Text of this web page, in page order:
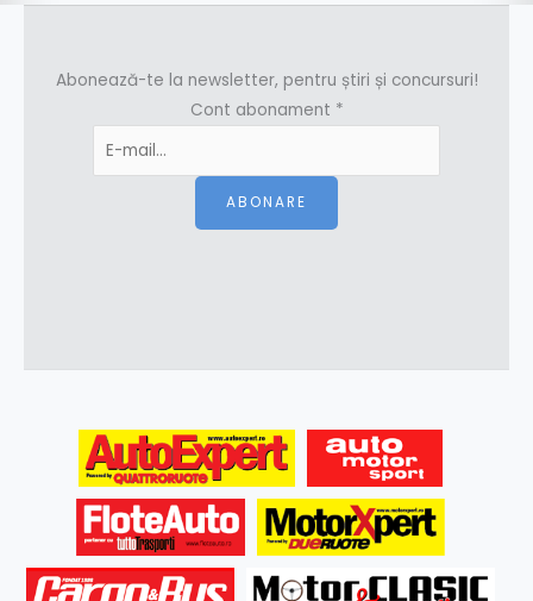
Abonează-te la newsletter, pentru știri și concursuri!
Cont abonament *
ABONARE